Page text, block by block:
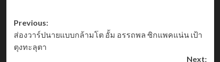
Post
navigation
Previous:
ส่องวาร์ปนายแบบกล้ามโต อั้ม อรรถพล ซิกแพคแน่น เป้า
ตุงทะลุตา
Next: